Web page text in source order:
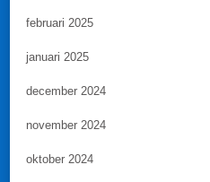
februari 2025
januari 2025
december 2024
november 2024
oktober 2024